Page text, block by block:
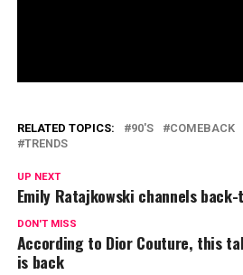
RELATED TOPICS: 90'S COMEBACK
TRENDS
UP NEXT
Emily Ratajkowski channels
DON'T MISS
According to Dior Couture, this
is back